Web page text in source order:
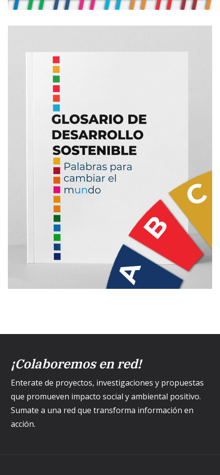
¡Colaboremos en red!
Enterate de proyectos, investigaciones y propuestas
que promueven impacto social y ambiental positivo.
Sumate a una red que transforma información en
acción.